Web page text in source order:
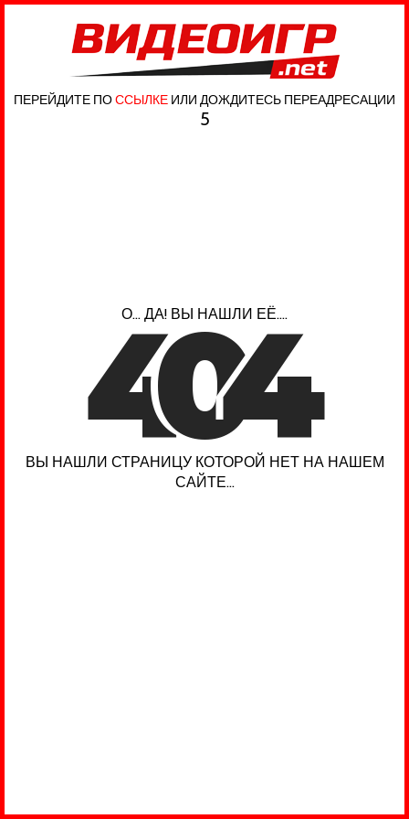
О... ДА! ВЫ НАШЛИ ЕЁ....
404
ВЫ НАШЛИ СТРАНИЦУ КОТОРОЙ НЕТ НА НАШЕМ
САЙТЕ...
ПЕРЕЙДИТЕ ПОССЫЛКЕ ИЛИ ДОЖДИТЕСЬ ПЕРЕАДРЕСАЦИИ
5